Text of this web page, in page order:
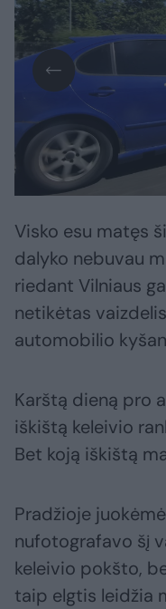
Visko esu matęs
dalyko nebuvau
riedant Vilniaus
netikėtas
automobilio
Karštą dieną pro
iškištą keleivio
Bet koją iškištą
Pradžioje
nufotografavo šį
keleivio pokšto,
taip elgtis leidžia